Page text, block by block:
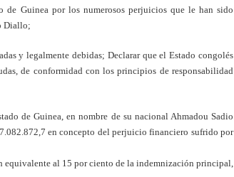
Guinea por los numerosos perjuicios que le han sido
Diallo;
y legalmente debidas; Declarar que el Estado congolés
de conformidad con los principios de responsabilidad
de Guinea, en nombre de su nacional Ahmadou Sadio
en concepto del perjuicio financiero sufrido por
equivalente al 15 por ciento de la indemnización principal,